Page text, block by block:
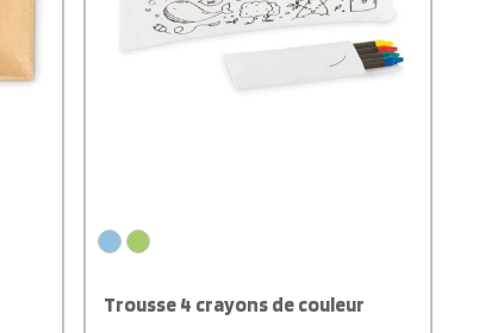
Trousse 4 crayons de couleur